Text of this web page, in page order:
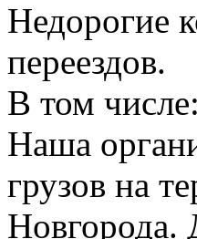
Недорогие
переездов.
В том числе:
Наша
грузов на
Новгорода.